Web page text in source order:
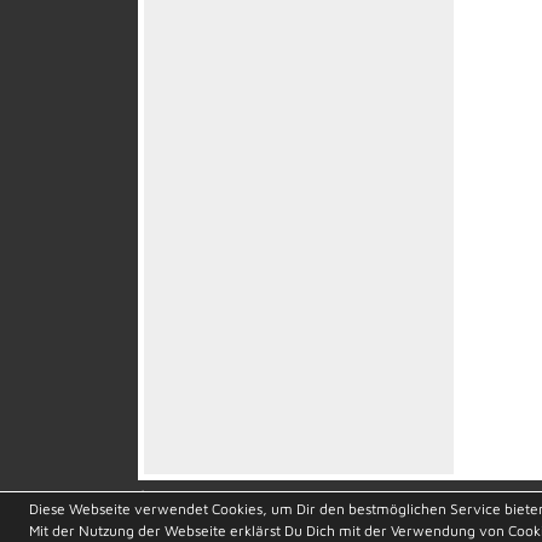
soccero.de
© 2006 - 2026
Diese Webseite verwendet Cookies, um Dir den bestmöglichen Service
Mit der Nutzung der Webseite erklärst Du Dich mit der Verwendung von